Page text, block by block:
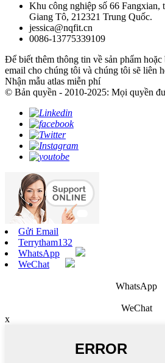
Khu công nghiệp số 66 Fangxian,
Giang Tô, 212321 Trung Quốc.
jessica@nqfit.cn
0086-13775339109
Để biết thêm thông tin về sản phẩm
email cho chúng tôi và chúng tôi sẽ liên
Nhận mẫu atlas miễn phí
© Bản quyền - 2010-2025: Mọi quyền
Gửi Email
Terrytham132
WhatsApp
WeChat
WhatsApp
WeChat
x